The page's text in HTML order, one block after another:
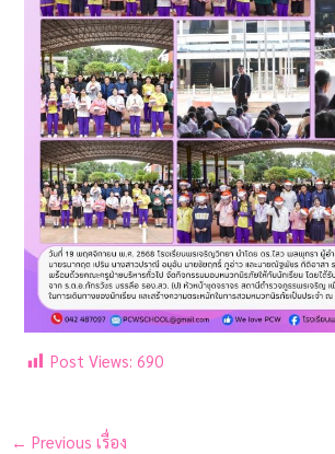
Post Views: 690
← Previous เรื่อง